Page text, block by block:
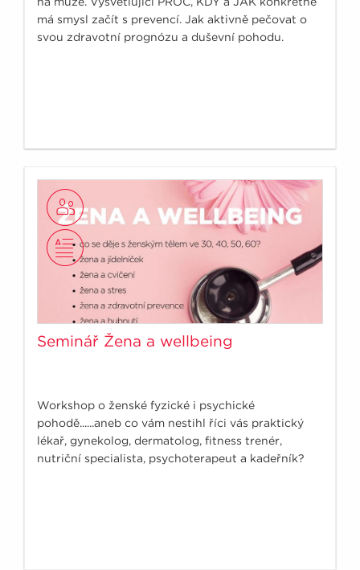
má smysl začít s prevencí. Jak aktivně pečovat o
svou zdravotní prognózu a duševní pohodu.
Seminář Žena a wellbeing
Workshop o ženské fyzické i psychické
pohodě......aneb co vám nestihl říci vás praktický
lékař, gynekolog, dermatolog, fitness trenér,
nutriční specialista, psychoterapeut a kadeřník?